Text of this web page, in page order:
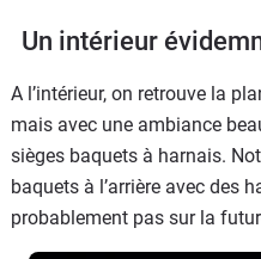
Un intérieur
A l’intérieur, on retrouve la
mais avec une ambiance
sièges baquets à harnais.
baquets à l’arrière avec des
probablement pas sur la